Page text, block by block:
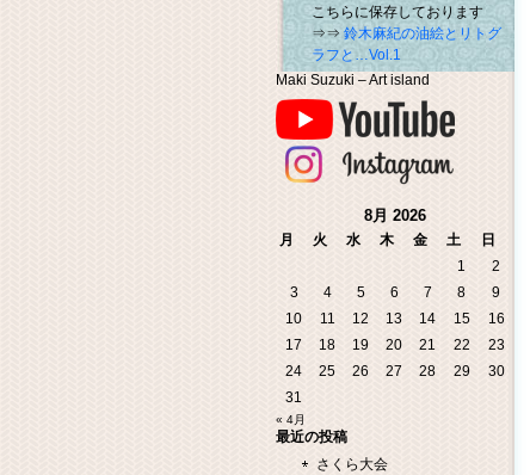
こちらに保存しております
⇒⇒ 鈴木麻紀の油絵とリトグ
ラフと…Vol.1
Maki Suzuki – Art island
8月 2026
月 火 水 木 金 土
日
1
2
3
4 5 6 7 8
9
10
11 12 13 14 15
16
17
18 19 20 21 22
23
24
25 26 27 28 29
30
31
« 4月
最近の投稿
さくら大会